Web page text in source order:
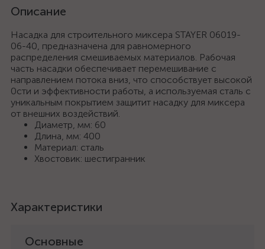
Описание
Насадка для строительного миксера STAYER 06019-
06-40, предназначена для равномерного
распределения смешиваемых материалов. Рабочая
часть насадки обеспечивает перемешивание с
направлением потока вниз, что способствует высокой
0сти и эффективности работы, а используемая сталь с
уникальным покрытием защитит насадку для миксера
от внешних воздействий.
Диаметр, мм: 60
Длина, мм: 400
Материал: сталь
Хвостовик: шестигранник
Характеристики
Основные